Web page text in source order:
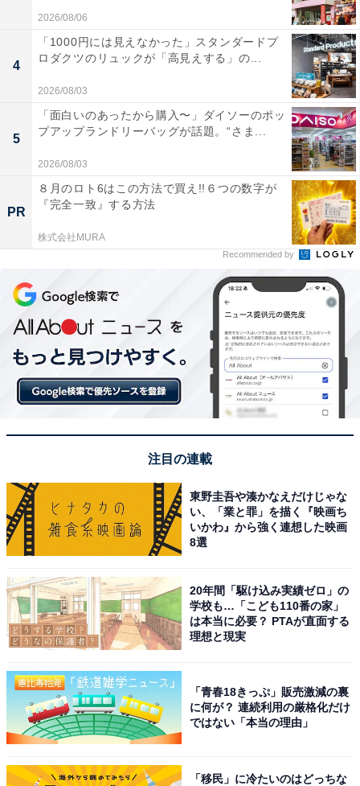
2026/08/06
4
「1000円には見えなかった」スタンダードプ
ロダクツのリュックが「高見えする」の...
2026/08/03
5
「面白いのあったから購入〜」ダイソーのポッ
プアップランドリーバッグが話題。“さま...
2026/08/03
PR
８月のロト6はこの方法で買え!!６つの数字が
『完全一致』する方法
株式会社MURA
Recommended by
注目の連載
東野圭吾や湊かなえだけじゃな
い、「業と罪」を描く『映画ち
いかわ』から強く連想した映画
8選
20年間「駆け込み実績ゼロ」の
学校も…「こども110番の家」
は本当に必要？ PTAが直面する
理想と現実
「青春18きっぷ」販売激減の裏
に何が？ 連続利用の厳格化だけ
ではない「本当の理由」
「移民」に冷たいのはどっちな